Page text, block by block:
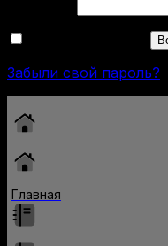
Обязательно
Забыли свой пароль?
Главная